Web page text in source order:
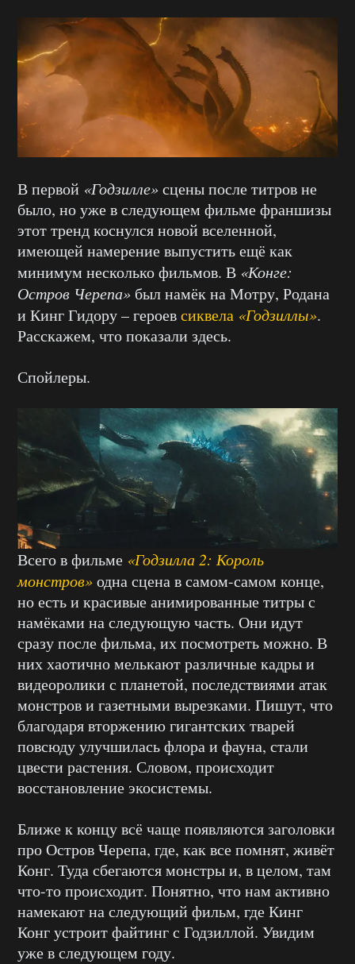
В первой «Годзилле»сцены после титров не
было, но уже в следующем фильме франшизы
этот тренд коснулся новой вселенной,
имеющей намерение выпустить ещё как
минимум несколько фильмов. В «Конге:
Остров Черепа» был намёк на Мотру, Родана
и Кинг Гидору – героевсиквела «Годзиллы».
Расскажем, что показали здесь.
Спойлеры.
Всего в фильме «Годзилла 2: Король
монстров»одна сцена в самом-самом конце,
но есть и красивые анимированные титры с
намёками на следующую часть. Они идут
сразу после фильма, их посмотреть можно. В
них хаотично мелькают различные кадры и
видеоролики с планетой, последствиями атак
монстров и газетными вырезками. Пишут, что
благодаря вторжению гигантских тварей
повсюду улучшилась флора и фауна, стали
цвести растения. Словом, происходит
восстановление экосистемы.
Ближе к концу всё чаще появляются заголовки
про Остров Черепа, где, как все помнят, живёт
Конг. Туда сбегаются монстры и, в целом, там
что-то происходит. Понятно, что нам активно
намекают на следующий фильм, где Кинг
Конг устроит файтинг с Годзиллой. Увидим
уже в следующем году.